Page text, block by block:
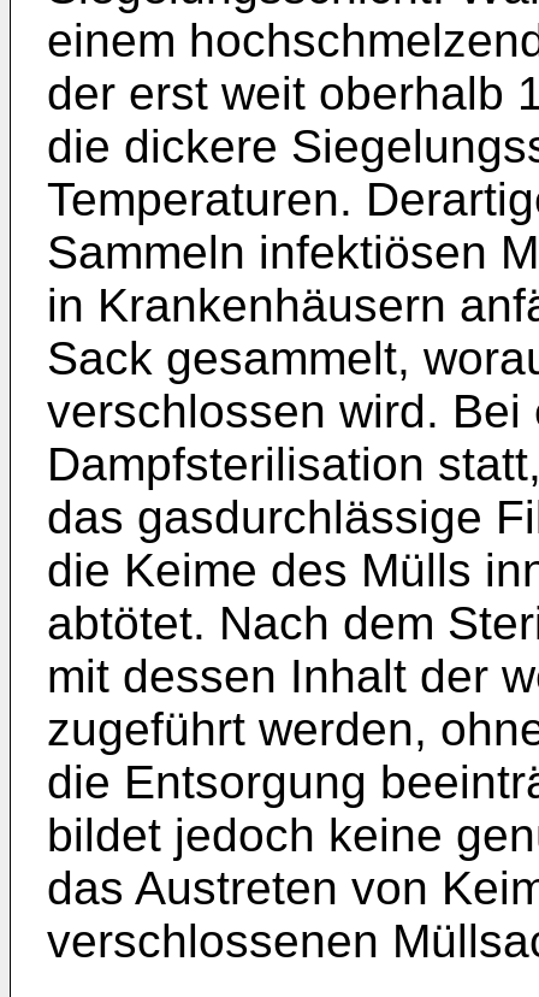
einem
der erst weit oberhalb
die dickere
Temperaturen.
Sammeln infektiösen
in Krankenhäusern
Sack gesammelt,
verschlossen wird. Bei
Dampfsterilisation
das gasdurchlässige
die Keime des Mülls
abtötet. Nach dem
mit dessen Inhalt der
zugeführt werden,
die Entsorgung
bildet jedoch keine
das Austreten von
verschlossenen